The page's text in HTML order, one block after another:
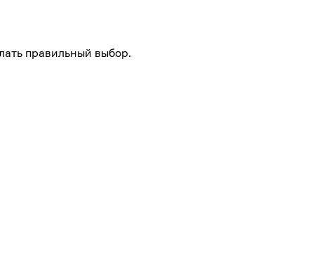
правильный выбор.